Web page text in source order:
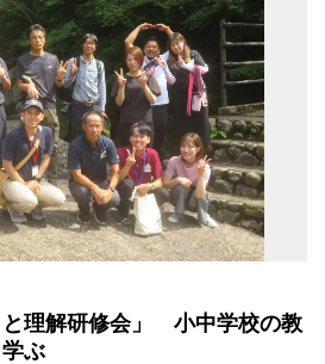
理解研修会」 小中学校の教
ぶ